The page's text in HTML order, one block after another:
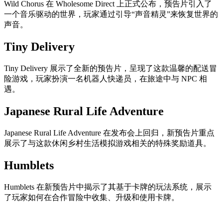
Wild Chorus 在 Wholesome Direct 上正式公布，预告片引入了
一个音乐驱动的世界，玩家通过引导“声音精灵”来恢复世界的
声音。
Tiny Delivery
Tiny Delivery 展示了全新的预告片，呈现了这款温馨的配送冒
险游戏，玩家扮演一名机器人快递员，在旅途中与 NPC 相
遇。
Japanese Rural Life Adventure
Japanese Rural Life Adventure 在发布会上回归，新预告片重点
展示了与这款休闲乡村生活模拟游戏相关的特殊奖励道具。
Humblets
Humblets 在新预告片中揭示了其基于卡牌的玩法系统，展示
了玩家如何在合作冒险中收集、升级和使用卡牌。